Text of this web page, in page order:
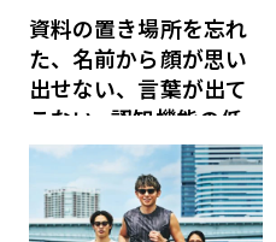
資料の置き場所を忘れ
た、名前から顔が思い
出せない、言葉が出て
こない…認知機能の低
下を救う、脳のインナ
ーケアとは